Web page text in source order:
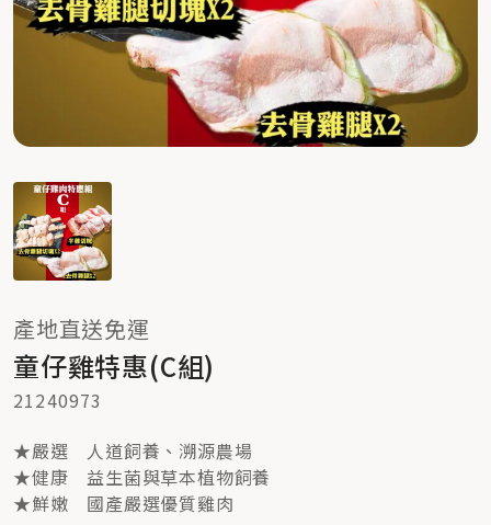
產地直送免運
童仔雞特惠(C組)
21240973
★嚴選 人道飼養、溯源農場
★健康 益生菌與草本植物飼養
★鮮嫩 國產嚴選優質雞肉